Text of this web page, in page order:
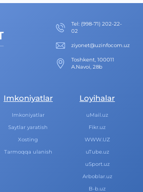
Теl: (998-71) 202-22-
02
ziyonet@uzinfocom.uz
Toshkent, 100011
A.Navoi, 28b
Imkoniyatlar
Imkoniyatlar
Saytlar yaratish
Xosting
Tarmoqqa ulanish
Loyihalar
uMail.uz
Fikr.uz
WWW.UZ
uTube.uz
uSport.uz
Arboblar.uz
B-b.uz